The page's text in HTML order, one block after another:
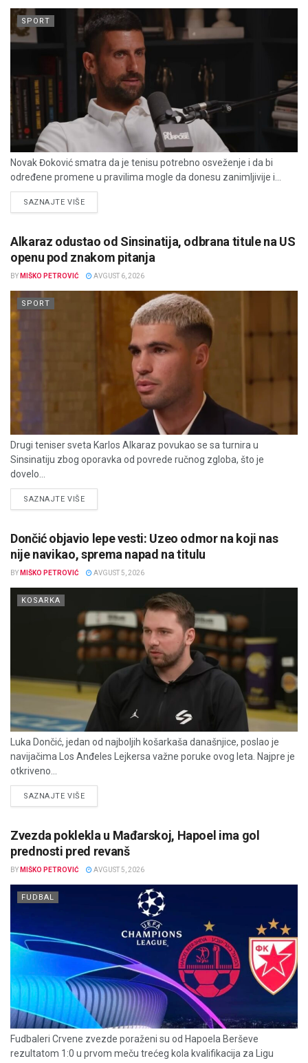
SPORT
Novak Đoković smatra da je tenisu potrebno osveženje i da bi
određene promene u pravilima mogle da donesu zanimljivije i...
SAZNAJTE VIŠEDETAILS
Alkaraz odustao od Sinsinatija, odbrana titule na US
openu pod znakom pitanja
BY MIŠKO PETROVIĆ AVGUST 6, 2026
SPORT
Drugi teniser sveta Karlos Alkaraz povukao se sa turnira u
Sinsinatiju zbog oporavka od povrede ručnog zgloba, što je
dovelo...
SAZNAJTE VIŠEDETAILS
Dončić objavio lepe vesti: Uzeo odmor na koji nas
nije navikao, sprema napad na titulu
BY MIŠKO PETROVIĆ AVGUST 5, 2026
KOSARKA
Luka Dončić, jedan od najboljih košarkaša današnjice, poslao je
navijačima Los Anđeles Lejkersa važne poruke ovog leta. Najpre je
otkriveno...
SAZNAJTE VIŠEDETAILS
Zvezda poklekla u Mađarskoj, Hapoel ima gol
prednosti pred revanš
BY MIŠKO PETROVIĆ AVGUST 5, 2026
FUDBAL
Fudbaleri Crvene zvezde poraženi su od Hapoela Berševe
rezultatom 1:0 u prvom meču trećeg kola kvalifikacija za Ligu